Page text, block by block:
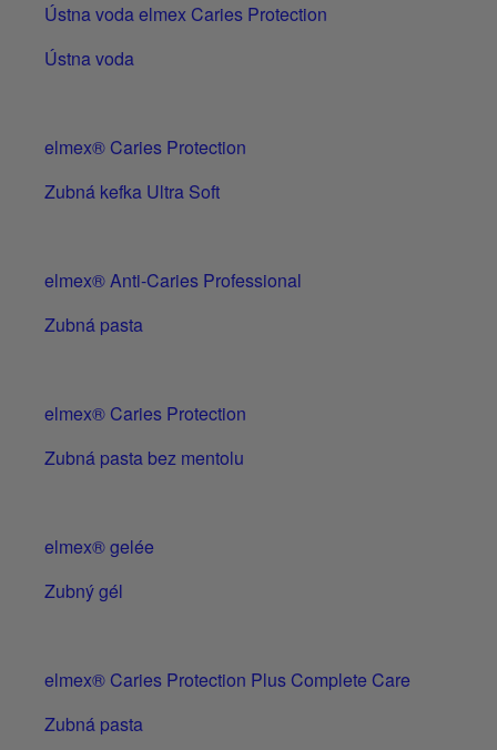
Ústna voda elmex Caries Protection
Ústna voda
elmex® Caries Protection
Zubná kefka Ultra Soft
elmex® Anti-Caries Professional
Zubná pasta
elmex® Caries Protection
Zubná pasta bez mentolu
elmex® gelée
Zubný gél
elmex® Caries Protection Plus Complete Care
Zubná pasta